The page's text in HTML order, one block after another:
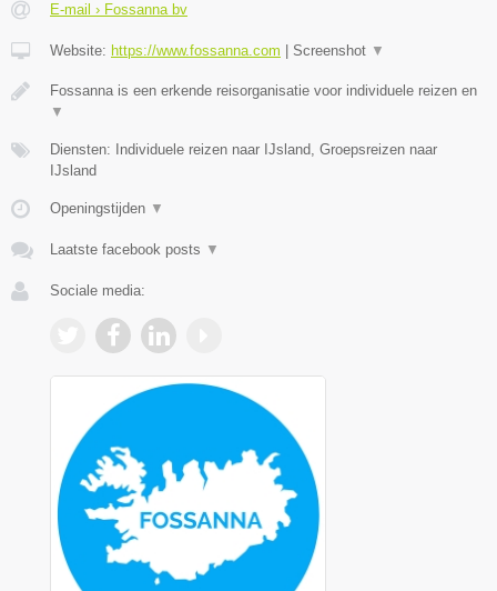
E-mail › Fossanna bv
Website: https://www.fossanna.com Screenshot ▼
Fossanna is een erkende reisorganisatie voor individuele reizen en
▼
Diensten: Individuele reizen naar IJsland, Groepsreizen naar
IJsland
Openingstijden ▼
Laatste facebook posts ▼
Sociale media: